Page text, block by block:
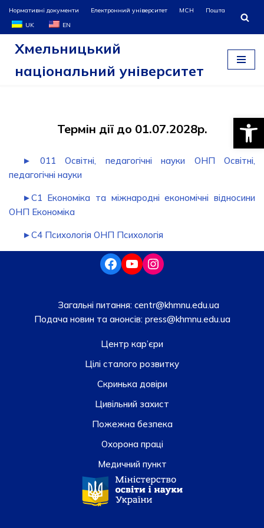
Перейти
до
Нормативні документи Електронний університет МСН
Пошта
UK
EN
Хмельницький
національний університет
Термін дії до 01.07.2028р.
► 011 Освітні, педагогічні науки ОНП Освітні,
педагогічні науки
►C1 Економіка та міжнародні економічні відносини
ОНП Економіка
►C4 Психологія ОНП Психологія
Загальні питання: centr@khmnu.edu.ua
Подача новин та анонсів:press@khmnu.edu.ua
Центр кар’єри
Цілі сталого розвитку
Скринька довiри
Цивільний захист
Пожежна безпека
Охорона праці
Медичний пункт